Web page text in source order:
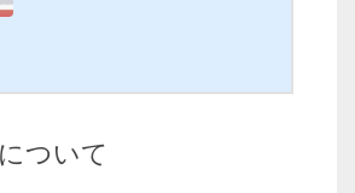
す。必要な情報のほぼ…
いいのか 分からないよ〜大丈夫！コ
ついて